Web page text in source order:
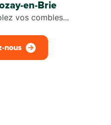
en-Brie
vos combles...
nous